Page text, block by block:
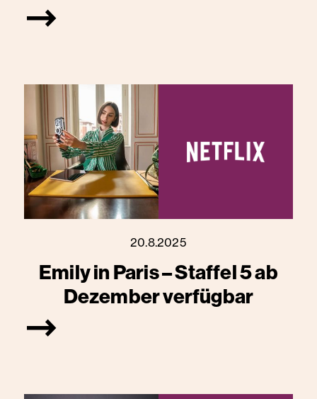
20.8.2025
Emily in Paris – Staffel 5 ab
Dezember verfügbar